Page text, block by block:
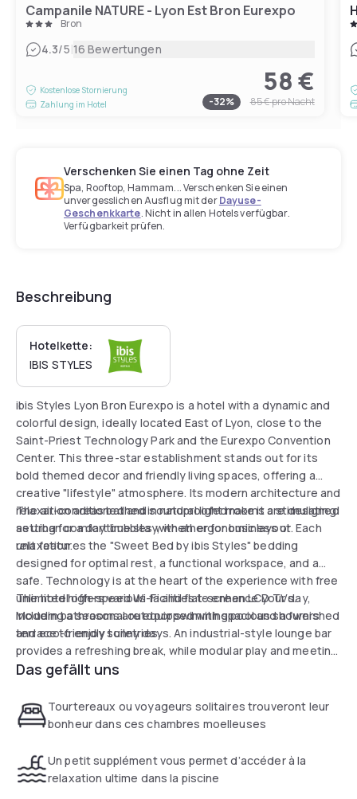
Campanile NATURE - Lyon Est Bron Eurexpo
Bron
4.3/5|16 Bewertungen
Kostenlose Stornierung
Zahlung im Hotel
58 €
-32% 85 €pro Nacht
Verschenken Sie einen Tag ohne Zeit
Spa, Rooftop, Hammam... Verschenken Sie einen
unvergesslichen Ausflug mit derDayuse-
Geschenkkarte. Nicht in allen Hotels verfügbar.
Verfügbarkeit prüfen.
Beschreibung
Hotelkette:
IBIS STYLES
ibis Styles Lyon Bron Eurexpo is a hotel with a dynamic and
colorful design, ideally located East of Lyon, close to the
Saint-Priest Technology Park and the Eurexpo Convention
Center. This three-star establishment stands out for its
bold themed decor and friendly living spaces, offering a
creative "lifestyle" atmosphere. Its modern architecture and
relaxation areas bathed in natural light make it a stimulating
setting for a daytime stay, whether for business or
relaxation.
The air-conditioned and soundproofed rooms are designed
as urban comfort bubbles with an ergonomic layout. Each
unit features the "Sweet Bed by ibis Styles" bedding
designed for optimal rest, a functional workspace, and a
safe. Technology is at the heart of the experience with free
unlimited high-speed Wi-Fi and flat-screen LCD TVs.
Modern bathrooms are equipped with spacious showers
and eco-friendly toiletries.
The hotel offers various facilities to enhance your day,
including a seasonal outdoor swimming pool and a furnished
terrace to enjoy sunny days. An industrial-style lounge bar
provides a refreshing break, while modular play and meeting
areas are available to guests. The property's strategic
ensures quick access to Lyon city center. Private, secure
parking completes the services of this essential address.
Das gefällt uns
Tourtereaux ou voyageurs solitaires trouveront leur
bonheur dans ces chambres moelleuses
Un petit supplément vous permet d’accéder à la
relaxation ultime dans la piscine